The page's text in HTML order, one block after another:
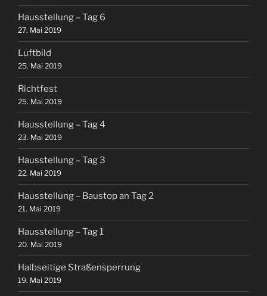
Hausstellung – Tag 6
27. Mai 2019
Luftbild
25. Mai 2019
Richtfest
25. Mai 2019
Hausstellung – Tag 4
23. Mai 2019
Hausstellung – Tag 3
22. Mai 2019
Hausstellung – Baustop an Tag 2
21. Mai 2019
Hausstellung – Tag 1
20. Mai 2019
Halbseitige Straßensperrung
19. Mai 2019